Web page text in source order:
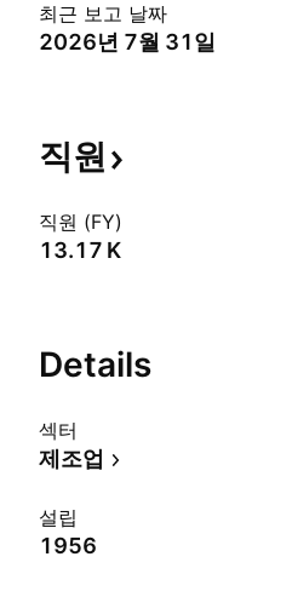
최근 보고 날짜
2026년 7월 31일
직원
직원 (FY)
‪13.17 K‬
Details
섹터
제조업
설립
1956